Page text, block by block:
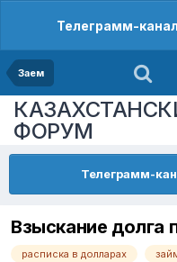
Телеграмм-
Заем
ФОРУМ
Телеграмм-
Взыскание долга
расписка в долларах